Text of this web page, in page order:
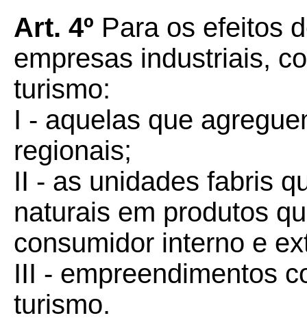
Art. 4º Para os efeitos
empresas industriais,
turismo:
I - aquelas que
regionais;
II - as unidades fabris
naturais em produtos
consumidor interno e
III - empreendimentos
turismo.